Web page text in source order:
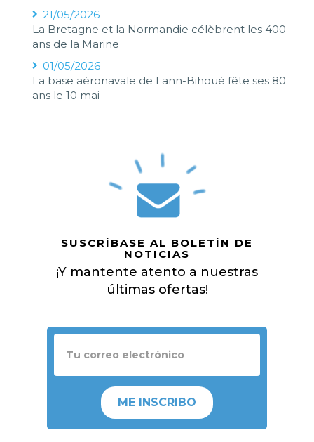
21/05/2026
La Bretagne et la Normandie célèbrent les 400
ans de la Marine
01/05/2026
La base aéronavale de Lann-Bihoué fête ses 80
ans le 10 mai
SUSCRÍBASE AL BOLETÍN DE
NOTICIAS
¡Y mantente atento a nuestras
últimas ofertas!
ME INSCRIBO